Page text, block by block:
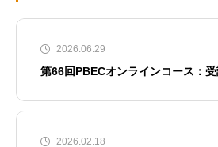
2026.06.29
第66回PBECオンラインコース：
2026.02.18